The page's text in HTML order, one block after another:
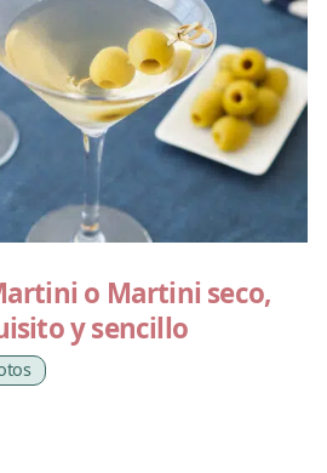
o Martini seco,
y sencillo